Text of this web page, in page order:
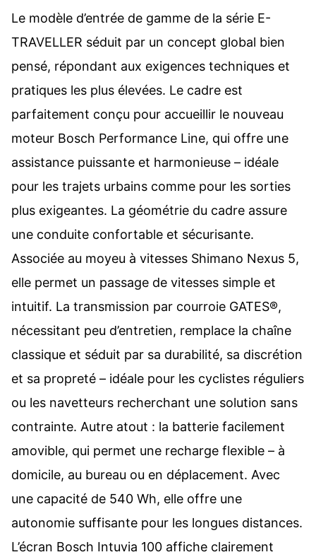
Le modèle d’entrée de gamme de la série E-
TRAVELLER séduit par un concept global bien
pensé, répondant aux exigences techniques et
pratiques les plus élevées. Le cadre est
parfaitement conçu pour accueillir le nouveau
moteur Bosch Performance Line, qui offre une
assistance puissante et harmonieuse – idéale
pour les trajets urbains comme pour les sorties
plus exigeantes. La géométrie du cadre assure
une conduite confortable et sécurisante.
Associée au moyeu à vitesses Shimano Nexus 5,
elle permet un passage de vitesses simple et
intuitif. La transmission par courroie GATES®,
nécessitant peu d’entretien, remplace la chaîne
classique et séduit par sa durabilité, sa discrétion
et sa propreté – idéale pour les cyclistes réguliers
ou les navetteurs recherchant une solution sans
contrainte. Autre atout : la batterie facilement
amovible, qui permet une recharge flexible – à
domicile, au bureau ou en déplacement. Avec
une capacité de 540 Wh, elle offre une
autonomie suffisante pour les longues distances.
L’écran Bosch Intuvia 100 affiche clairement